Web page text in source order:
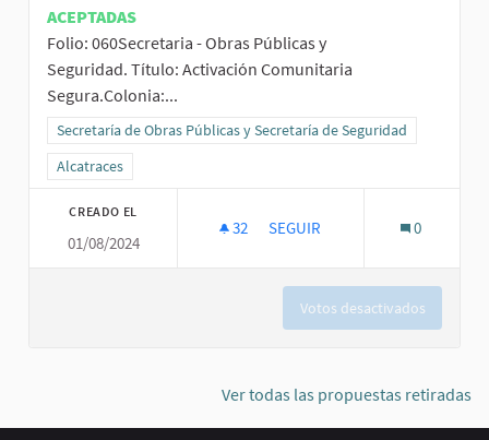
ACEPTADAS
Folio: 060Secretaria - Obras Públicas y
Seguridad. Título: Activación Comunitaria
Segura.Colonia:...
Resultados al filtrar por la categoría: Secretaría de Obras Públicas
Secretaría de Obras Públicas y Secretaría de Seguridad
Resultados al filtrar por el ámbito: Alcatraces
Alcatraces
CREADO EL
01/08/2024
32 32 SEGUIDORAS
SEGUIR 0
Votos desactivados
Ver todas las propuestas retiradas